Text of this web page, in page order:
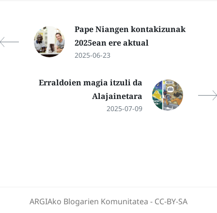
Pape Niangen kontakizunak
2025ean ere aktual
2025-06-23
Erraldoien magia itzuli da
Alajainetara
2025-07-09
ARGIAko Blogarien Komunitatea - CC-BY-SA